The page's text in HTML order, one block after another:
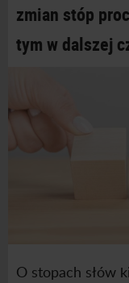
zmian stóp
tym w dalszej
O stopach słów